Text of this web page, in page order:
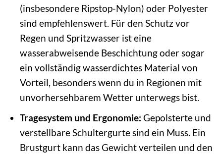
(insbesondere Ripstop-Nylon) oder Polyester
sind empfehlenswert. Für den Schutz vor
Regen und Spritzwasser ist eine
wasserabweisende Beschichtung oder sogar
ein vollständig wasserdichtes Material von
Vorteil, besonders wenn du in Regionen mit
unvorhersehbarem Wetter unterwegs bist.
Tragesystem und Ergonomie: Gepolsterte und
verstellbare Schultergurte sind ein Muss. Ein
Brustgurt kann das Gewicht verteilen und den